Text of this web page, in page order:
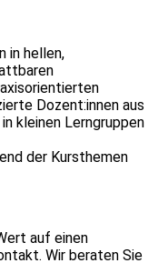
in hellen,
Dozent:innen aus
kleinen Lerngruppen
der Kursthemen
auf einen
Wir beraten Sie